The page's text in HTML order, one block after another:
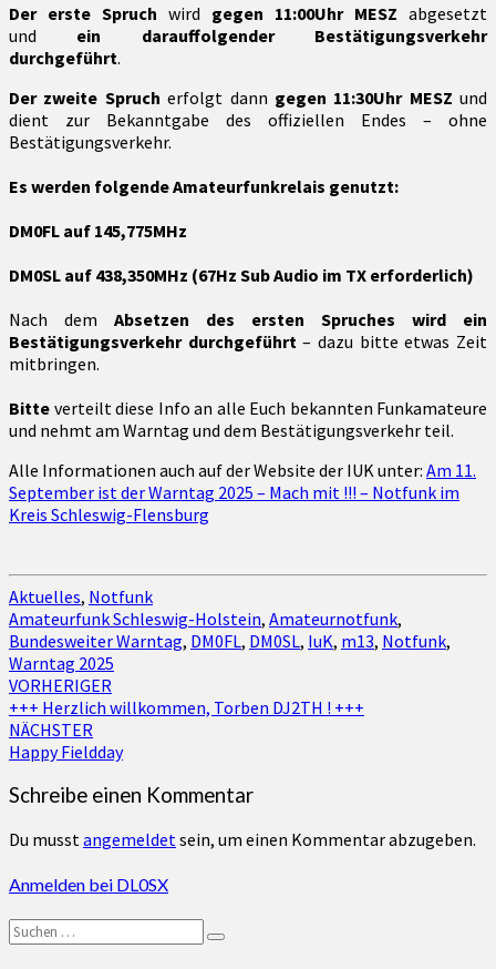
Der erste Spruch wird gegen 11:00Uhr MESZ abgesetzt
und ein darauffolgender Bestätigungsverkehr
durchgeführt.
Der zweite Spruch erfolgt dann gegen 11:30Uhr MESZ und
dient zur Bekanntgabe des offiziellen Endes – ohne
Bestätigungsverkehr.
Es werden folgende Amateurfunkrelais genutzt:
DM0FL auf 145,775MHz
DM0SL auf 438,350MHz (67Hz Sub Audio im TX erforderlich)
Nach dem Absetzen des ersten Spruches wird ein
Bestätigungsverkehr durchgeführt– dazu bitte etwas Zeit
mitbringen.
Bitte verteilt diese Info an alle Euch bekannten Funkamateure
und nehmt am Warntag und dem Bestätigungsverkehr teil.
Alle Informationen auch auf der Website der IUK unter: Am 11.
September ist der Warntag 2025 – Mach mit !!! – Notfunk im
Kreis Schleswig-Flensburg
Aktuelles, Notfunk
Amateurfunk Schleswig-Holstein, Amateurnotfunk,
Bundesweiter Warntag, DM0FL, DM0SL, IuK, m13, Notfunk,
Warntag 2025
Beitragsnavigation
VORHERIGER
+++ Herzlich willkommen, Torben DJ2TH ! +++
NÄCHSTER
Happy Fieldday
Schreibe einen Kommentar
Du musstangemeldetsein, um einen Kommentar abzugeben.
Anmelden bei DL0SX
Suchen
nach:
Suchen